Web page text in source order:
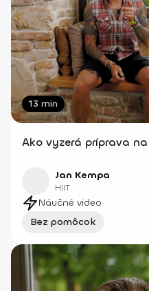
13 min
Ako vyzerá príprava
Jan Kempa
HIIT
Náučné video
Bez pomôcok